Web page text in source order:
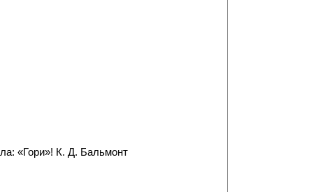
«Гори»! К. Д. Бальмонт